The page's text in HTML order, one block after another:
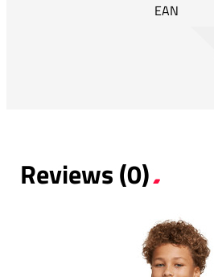
EAN
Reviews (0)